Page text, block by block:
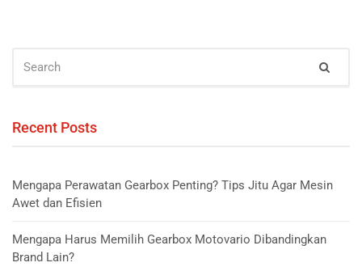
FOR:
Recent Posts
Mengapa Perawatan Gearbox Penting? Tips Jitu Agar Mesin
Awet dan Efisien
Mengapa Harus Memilih Gearbox Motovario Dibandingkan
Brand Lain?